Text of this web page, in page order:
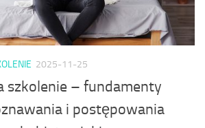
2025-11-25
szkolenie – fundamenty
i postępowania